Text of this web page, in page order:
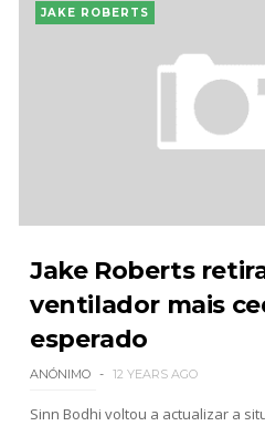
JAKE ROBERTS
Jake Roberts
ventilador mais
esperado
ANÓNIMO 12 YEARS AGO
Sinn Bodhi voltou a actualizar a